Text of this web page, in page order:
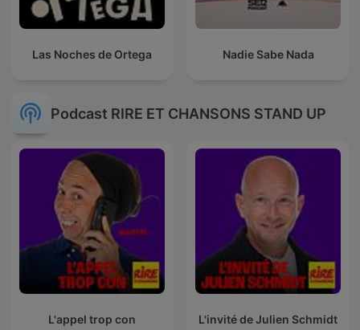
Las Noches de Ortega Nadie Sabe Nada
Podcast RIRE ET CHANSONS STAND UP
L'appel trop con L'invité de Julien Schmidt